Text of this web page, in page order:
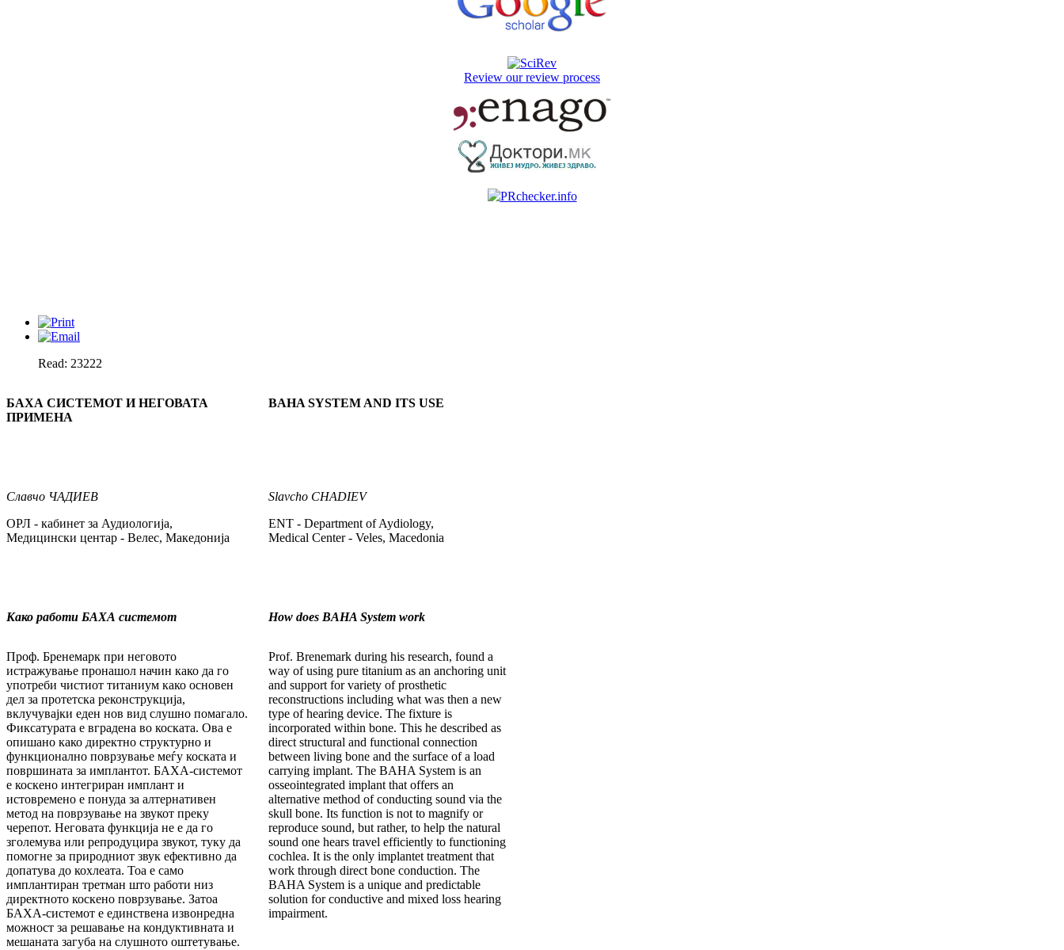
Review our review process
Read: 23222
БАХА СИСТЕМОТ И НЕГОВАТА
ПРИМЕНА
BAHA SYSTEM AND ITS USE
Славчо ЧАДИЕВ
ОРЛ - кабинет за Аудиологија,
Медицински центар - Велес, Македонија
Slavcho CHADIEV
ENT - Department of Aydiology,
Medical Center - Veles, Macedonia
Како работи БАХА системот How does BAHA System work
Проф. Бренемарк при неговото
истражување пронашол начин како да го
употреби чистиот титаниум како основен
дел за протетска реконструкција,
вклучувајки еден нов вид слушно помагало.
Фиксатурата е вградена во коската. Ова е
опишано како директно структурно и
функционално поврзување меѓу коската и
површината за имплантот. БАХА-системот
е коскено интегриран имплант и
истовремено е понуда за алтернативен
метод на поврзување на звукот преку
черепот. Неговата функција не е да го
зголемува или репродуцира звукот, туку да
помогне за природниот звук ефективно да
допатува до кохлеата. Тоа е само
имплантиран третман што работи низ
директното коскено поврзување. Затоа
БАХА-системот е единствена извонредна
можност за решавање на кондуктивната и
мешаната загуба на слушното оштетување.
Prof. Brenemark during his research, found a
way of using pure titanium as an anchoring unit
and support for variety of prosthetic
reconstructions including what was then a new
type of hearing device. The fixture is
incorporated within bone. This he described as
direct structural and functional connection
between living bone and the surface of a load
carrying implant. The BAHA System is an
osseointegrated implant that offers an
alternative method of conducting sound via the
skull bone. Its function is not to magnify or
reproduce sound, but rather, to help the natural
sound one hears travel efficiently to functioning
cochlea. It is the only implantet treatment that
work through direct bone conduction. The
BAHA System is a unique and predictable
solution for conductive and mixed loss hearing
impairment.